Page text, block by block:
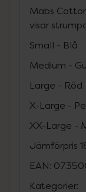
Mabs
visar
Small - Blå
Medium -
Large - Röd
X-Large -
XX-Large -
Jämförpris
EAN:
Kategorier: